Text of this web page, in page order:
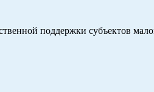
поддержки субъектов